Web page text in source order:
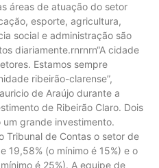
áreas de atuação do setor
esporte, agricultura,
social e administração são
diariamente.rnrnrn“A cidade
Estamos sempre
ribeirão-clarense”,
de Araújo durante a
de Ribeirão Claro. Dois
grande investimento.
Tribunal de Contas o setor de
19,58% (o mínimo é 15%) e o
é 25%). A equipe de